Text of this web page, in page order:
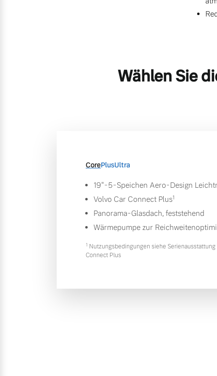
Wählen Sie
CorePlusUltra
19"-5-Speichen Aero-Design
Volvo Car Connect Plus1
Panorama-Glasdach, feststehend
Wärmepumpe zur
1 Nutzungsbedingungen siehe Serienausstattung
Connect Plus